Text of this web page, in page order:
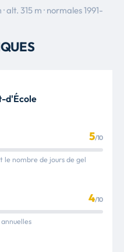
· alt. 315 m · normales 1991-
d'École
5/10
le nombre de jours de gel
4/10